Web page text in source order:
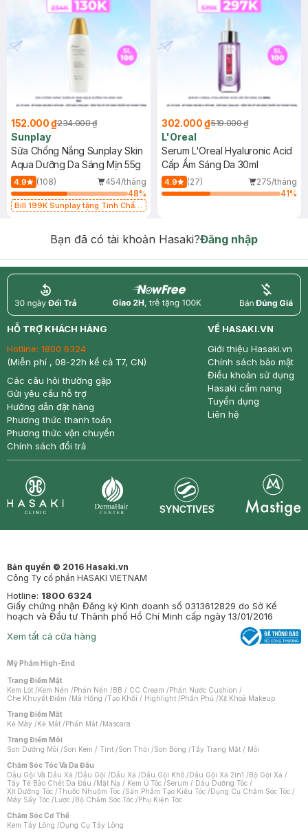
152.000 ₫234.000 ₫
Sunplay
Sữa Chống Nắng Sunplay Skin
Aqua Dưỡng Da Sáng Mịn 55g
4.9 (108)
454/tháng
48%
Bill 199K Sunplay tặng Tinh Chất
302.000 ₫519.000 ₫
L'Oreal
Serum L'Oreal Hyaluronic Acid
Cấp Ẩm Sáng Da 30ml
4.9 (27)
275/tháng
41%
Bạn đã có tài khoản Hasaki?Đăng nhập
return nowfree price
HỖ TRỢ KHÁCH HÀNG
Hotline: 1800 6324
(Miễn phí , 08-22h kể cả T7, CN)
Các câu hỏi thường gặp
Gửi yêu cầu hỗ trợ
Hướng dẫn đặt hàng
Phương thức thanh toán
Phương thức vận chuyển
Chính sách đổi trả
VỀ HASAKI.VN
Giới thiệu Hasaki.vn
Chính sách bảo mật
Điều khoản sử dụng
Hasaki cẩm nang
Tuyển dụng
Liên hệ
Bản quyền © 2016 Hasaki.vn
Công Ty cổ phần HASAKI VIETNAM
Hotline: 1800 6324
Giấy chứng nhận Đăng ký Kinh doanh số 0313612829 do Sở Kế
hoạch và Đầu tư Thành phố Hồ Chí Minh cấp ngày 13/01/2016
Xem tất cả cửa hàng
Mỹ Phẩm High-End
Trang Điểm Mặt
Kem Lót /Kem Nền /Phấn Nền /BB / CC Cream /Phấn Nước Cushion /
Che Khuyết Điểm /Má Hồng /Tạo Khối / Highlight /Phấn Phủ /Xịt Khoá Makeup
Trang Điểm Mắt
Kẻ Mày /Kẻ Mắt /Phấn Mắt /Mascara
Trang Điểm Môi
Son Dưỡng Môi /Son Kem / Tint /Son Thỏi /Son Bóng /Tẩy Trang Mắt / Môi
Chăm Sóc Tóc Và Da Đầu
Dầu Gội Và Dầu Xả /Dầu Gội /Dầu Xả /Dầu Gội Khô /Dầu Gội Xả 2in1 /Bộ Gội Xả /
Tẩy Tế Bào Chết Da Đầu /Mặt Nạ / Kem Ủ Tóc /Serum / Dầu Dưỡng Tóc /
Xịt Dưỡng Tóc /Thuốc Nhuộm Tóc /Sản Phẩm Tạo Kiểu Tóc /Dụng Cụ Chăm Sóc Tóc /
Máy Sấy Tóc /Lược /Bộ Chăm Sóc Tóc /Phụ Kiện Tóc
Chăm Sóc Cơ Thể
Kem Tẩy Lông /Dụng Cụ Tẩy Lông